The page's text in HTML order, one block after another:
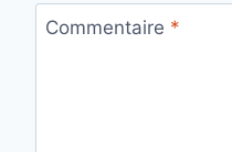
Commentaire *